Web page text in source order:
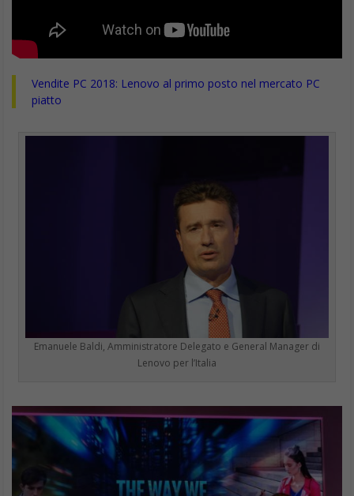
Vendite PC 2018: Lenovo al primo posto nel mercato PC
piatto
Emanuele Baldi, Amministratore Delegato e General Manager di
Lenovo per l’Italia